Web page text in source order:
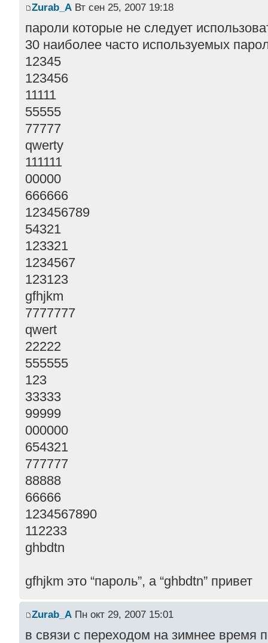
Zurab_A Вт сен 25, 2007 19:18
пароли которые не следует
30 наиболее часто используемых
12345
123456
11111
55555
77777
qwerty
111111
00000
666666
123456789
54321
123321
1234567
123123
gfhjkm
7777777
qwert
22222
555555
123
33333
99999
000000
654321
777777
88888
66666
1234567890
112233
ghbdtn
gfhjkm это “пароль”, а “ghbdtn” привет
Zurab_A Пн окт 29, 2007 15:01
в связи с переходом на зимнее время